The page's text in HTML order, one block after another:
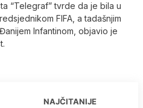
“Telegraf” tvrde da je bila u
FIFA, a tadašnjim
Infantinom, objavio je
NAJČITANIJE